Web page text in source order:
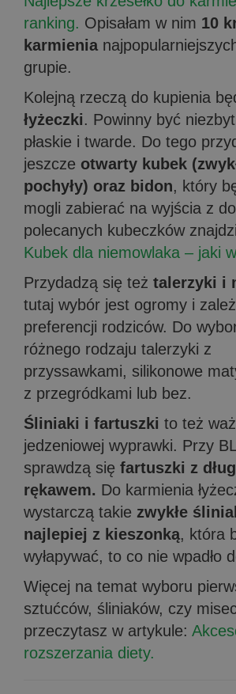
ranking. Opisałam w nim 10
karmienia
grupie.
Kolejną rzeczą do kupienia
łyżeczki. Powinny być
płaskie i twarde. Do tego
jeszcze otwarty kubek
pochyły) oraz bidon, który
mogli zabierać na wyjścia z
polecanych kubeczków
Kubek dla niemowlaka – jaki
Przydadzą się też talerzyki i
tutaj wybór jest ogromy i
preferencji rodziców. Do
różnego rodzaju talerzyki z
przyssawkami, silikonowe
z przegródkami lub bez.
Śliniaki i fartuszki to też
jedzeniowej wyprawki. Przy
sprawdzą się fartuszki z
rękawem. Do karmienia
wystarczą takie zwykłe
najlepiej z kieszonką, która
wyłapywać, to co nie wpadło
Więcej na temat wyboru
sztućców, śliniaków, czy
przeczytasz w artykule:
rozszerzania diety.